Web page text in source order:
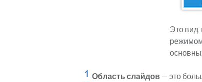
Это вид,
Область слайдов — это